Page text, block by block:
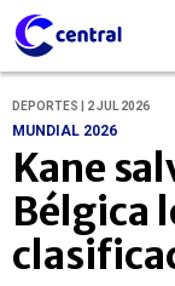
DEPORTES | 2 JUL 2026
MUNDIAL 2026
Kane
Bélgica